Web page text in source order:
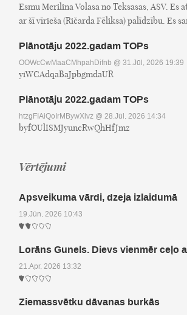
Esmu Merilina Volasa no Teksasas, ASV. Es
ar šī vīrieša (Ričarda Fēliksa) palīdzību. Es
Plānotāju 2022.gadam TOPs
OOWcCwMaaCMhpahDifnb @ 31.Jūl, 2026 19:39
yiWCAdqaBaJpbgmdaUR
Plānotāju 2022.gadam TOPs
htzgFIAiQoIrMBywXlvz @ 28.Jūl, 2026 14:34
byfOUlISMJyuncRwQhHfJmz
Vērtējumi
Apsveikuma vārdi, dzeja izlaidumā
19.Jūn, 2026 10:43
Lorāns Gunels. Dievs vienmēr ceļo
21.Apr, 2026 13:32
Ziemassvētku dāvanas burkās